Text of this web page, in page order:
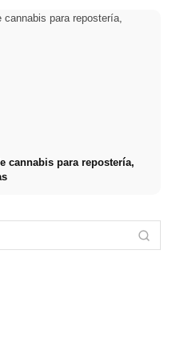
cannabis para repostería,